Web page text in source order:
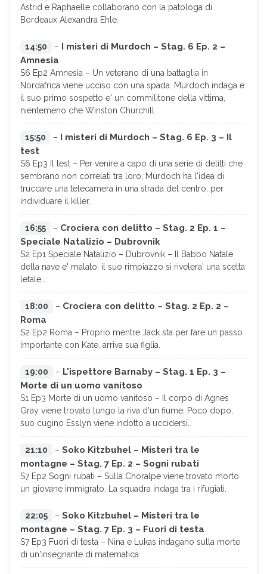
Astrid e Raphaelle collaborano con la patologa di
Bordeaux Alexandra Ehle.
14:50 – I misteri di Murdoch – Stag. 6 Ep. 2 –
Amnesia
S6 Ep2 Amnesia – Un veterano di una battaglia in
Nordafrica viene ucciso con una spada. Murdoch indaga e
il suo primo sospetto e' un commilitone della vittima,
nientemeno che Winston Churchill.
15:50 – I misteri di Murdoch – Stag. 6 Ep. 3 – Il
test
S6 Ep3 Il test – Per venire a capo di una serie di delitti che
sembrano non correlati tra loro, Murdoch ha l'idea di
truccare una telecamera in una strada del centro, per
individuare il killer.
16:55 – Crociera con delitto – Stag. 2 Ep. 1 –
Speciale Natalizio – Dubrovnik
S2 Ep1 Speciale Natalizio – Dubrovnik – Il Babbo Natale
della nave e' malato: il suo rimpiazzo si rivelera' una scelta
letale…
18:00 – Crociera con delitto – Stag. 2 Ep. 2 –
Roma
S2 Ep2 Roma – Proprio mentre Jack sta per fare un passo
importante con Kate, arriva sua figlia.
19:00 – L'ispettore Barnaby – Stag. 1 Ep. 3 –
Morte di un uomo vanitoso
S1 Ep3 Morte di un uomo vanitoso – Il corpo di Agnes
Gray viene trovato lungo la riva d'un fiume. Poco dopo,
suo cugino Esslyn viene indotto a uccidersi…
21:10 – Soko Kitzbuhel – Misteri tra le
montagne – Stag. 7 Ep. 2 – Sogni rubati
S7 Ep2 Sogni rubati – Sulla Choralpe viene trovato morto
un giovane immigrato. La squadra indaga tra i rifugiati.
22:05 – Soko Kitzbuhel – Misteri tra le
montagne – Stag. 7 Ep. 3 – Fuori di testa
S7 Ep3 Fuori di testa – Nina e Lukas indagano sulla morte
di un'insegnante di matematica.